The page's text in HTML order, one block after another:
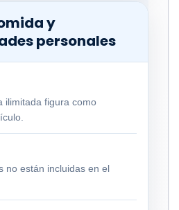
y
personales
ilimitada figura como
no están incluidas en el